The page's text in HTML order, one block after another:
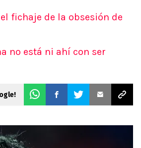
fichaje de la obsesión de
no está ni ahí con ser